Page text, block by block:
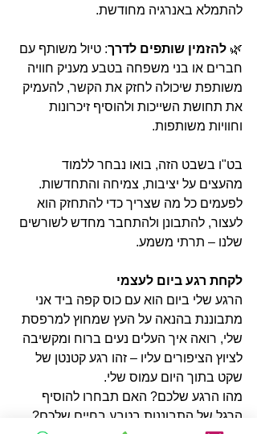
להתמלא באנרגיה מחודשת.
🌿 להזמין שותפים לדרך: טיול משותף עם
חברים או בני משפחה בטבע מעניק חוויה
משותפת שיכולה לחזק את הקשר, להעמיק
את תחושת השייכות ולהוסיף זיכרונות
וחוויות משותפות.
בט"ו בשבט הזה, בואו נבחר ללמוד
מהעצים על יציבות, צמיחה והתחדשות.
לפעמים כל מה שצריך כדי להתחזק הוא
לעצור, להתבונן ולהתחבר מחדש לשורשים
שלנו – תרתי משמע.
לקחת רגע ביום לעצמי
הרגע שלי ביום הוא עם כוס קפה ביד אני
מתבוננת בהנאה על העץ שמחוץ למרפסת
שלי, רואה איך העלים נעים ברוח ומקשיבה
לציוץ הציפורים עליו – זהו רגע קטנטן של
שקט בתוך היום עמוס שלי.
מהו הרגע שלכם? האם תבחרו להוסיף
הרגל של התבוננות בטבע בחיים שלכם?